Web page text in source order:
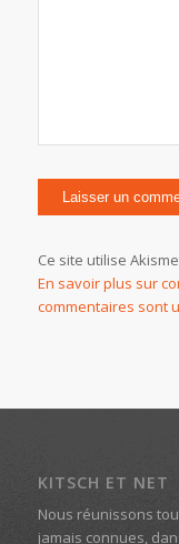
Ce site utilise
En savoir plus sur
commentaires sont
KITSCH ET NET
Nous réunissons
jamais connues,